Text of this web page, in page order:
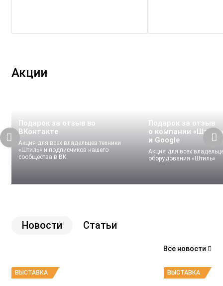
Акции
Подарок за отзыв во
ВКонтакте
Акция для всех владельцев техники
«Штиль» и подписчиков нашего
сообщества в ВК
Подарок за отзыв
о компании
и Google
Акция для всех
оборудования «Штиль»
Новости Статьи
Все новости
ВЫСТАВКА ВЫСТАВКА